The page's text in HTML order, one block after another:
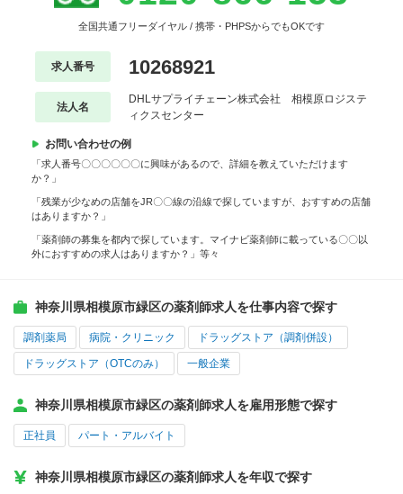
全国共通フリーダイヤル / 携帯・PHPSからでもOKです
求人番号 10268921
法人名
DHLサプライチェーン株式会社 相模原ロジステ
ィクスセンター
お問い合わせの例
「求人番号〇〇〇〇〇〇に興味があるので、詳細を教えていただけます
か？」
「残業が少なめの店舗をJR〇〇線の沿線で探していますが、おすすめの店舗
はありますか？」
「薬剤師の募集を都内で探しています。マイナビ薬剤師に載っている〇〇以
外におすすめの求人はありますか？」等々
神奈川県相模原市緑区の薬剤師求人を仕事内容で探す
調剤薬局 病院・クリニック ドラッグストア（調剤併設）
ドラッグストア（OTCのみ） 一般企業
神奈川県相模原市緑区の薬剤師求人を雇用形態で探す
正社員 パート・アルバイト
神奈川県相模原市緑区の薬剤師求人を年収で探す